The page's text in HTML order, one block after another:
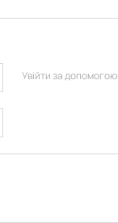
Увійти за допомогою